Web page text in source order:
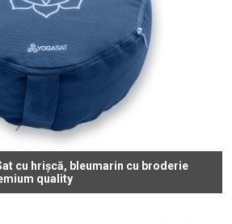
cu hrișcă, bleumarin cu broderie
quality